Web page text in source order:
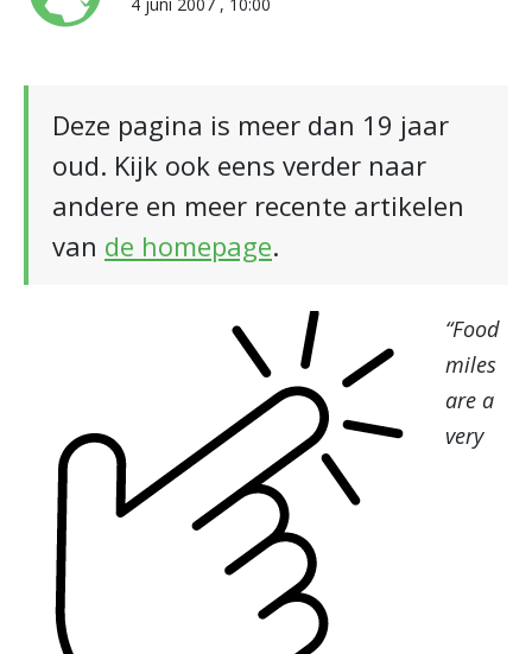
Deze pagina is meer dan 19 jaar
oud. Kijk ook eens verder naar
andere en meer recente artikelen
van de homepage.
“Food
miles
are a
very